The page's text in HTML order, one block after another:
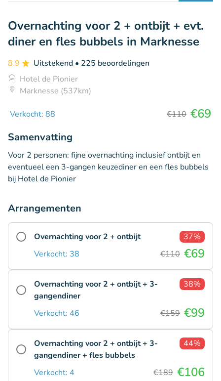
Overnachting voor 2 + ontbijt + evt.
diner en fles bubbels in Marknesse
8.9 Uitstekend • 225 beoordelingen
Hotel de Pionier
Marknesse (537km)
Verkocht: 88 €110 €69
Samenvatting
Voor 2 personen: fijne overnachting inclusief ontbijt en
eventueel een 3-gangen keuzediner en een fles bubbels
bij Hotel de Pionier
Arrangementen
Overnachting voor 2 + ontbijt
37%
Verkocht: 38
€110 €69
Overnachting voor 2 + ontbijt + 3-
gangendiner
38%
Verkocht: 46 €159 €99
Overnachting voor 2 + ontbijt + 3-
gangendiner + fles bubbels
44%
Verkocht: 4 €189 €106